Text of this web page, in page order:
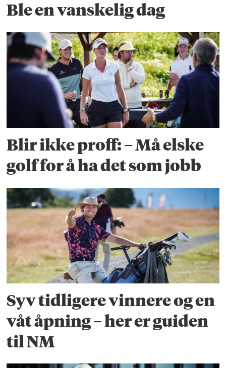
Ble en vanskelig dag
Blir ikke proff: – Må elske
golf for å ha det som jobb
Syv tidligere vinnere og en
våt åpning – her er guiden
til NM